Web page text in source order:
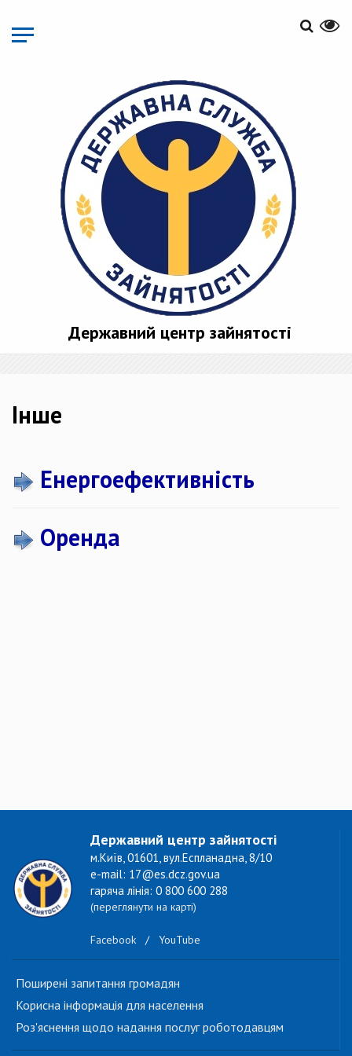
основного
матеріалу
Державний центр зайнятості
Інше
Енергоефективність
Оренда
Державний центр зайнятості
м.Київ, 01601, вул.Еспланадна, 8/10
e-mail: 17@es.dcz.gov.ua
гаряча лінія: 0 800 600 288
(переглянути на карті)
Facebook / YouTube
Поширені запитання громадян
Корисна інформація для населення
Роз'яснення щодо надання послуг роботодавцям